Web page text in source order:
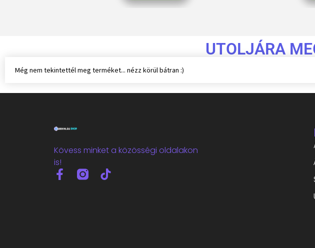
UTOLJÁRA
Még nem tekintettél meg terméket... nézz körül bátran :)
Kövess minket a közösségi oldalakon
is!